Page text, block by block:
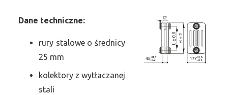
Dane techniczne:
rury stalowe o średnicy
25 mm
kolektory z wytłaczanej
stali